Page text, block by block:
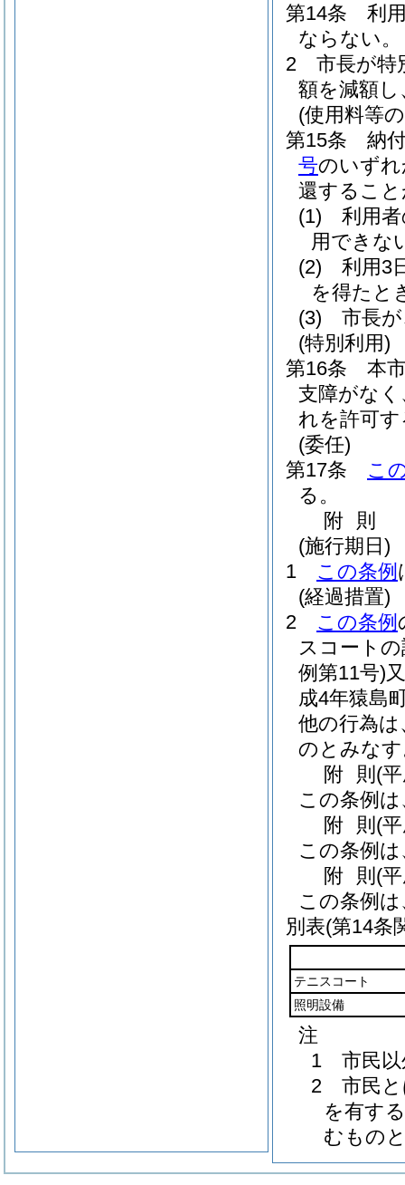
第14条
利
ならない。
2
市長が特
額を減額
(使用料等
第15条
納
号のいず
還するこ
(1)
利用
用できな
(2)
利用3
を得たと
(3)
市長
(特別利用)
第16条
本
支障がな
れを許可
(委任)
第17条
こ
る。
附 則
(施行期日)
1
この条例
(経過措置)
2
この条例
スコート
例第11号)
成4年猿島
他の行為
のとみな
附 則 (
この条例
附 則 (
この条例
附 則 (
この条例
別表(第14条
テニスコート
照明設備
注
1 市民以
2 市民と
を有す
むもの